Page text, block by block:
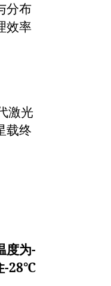
分布
效率
激光
载终
度为-
-28℃